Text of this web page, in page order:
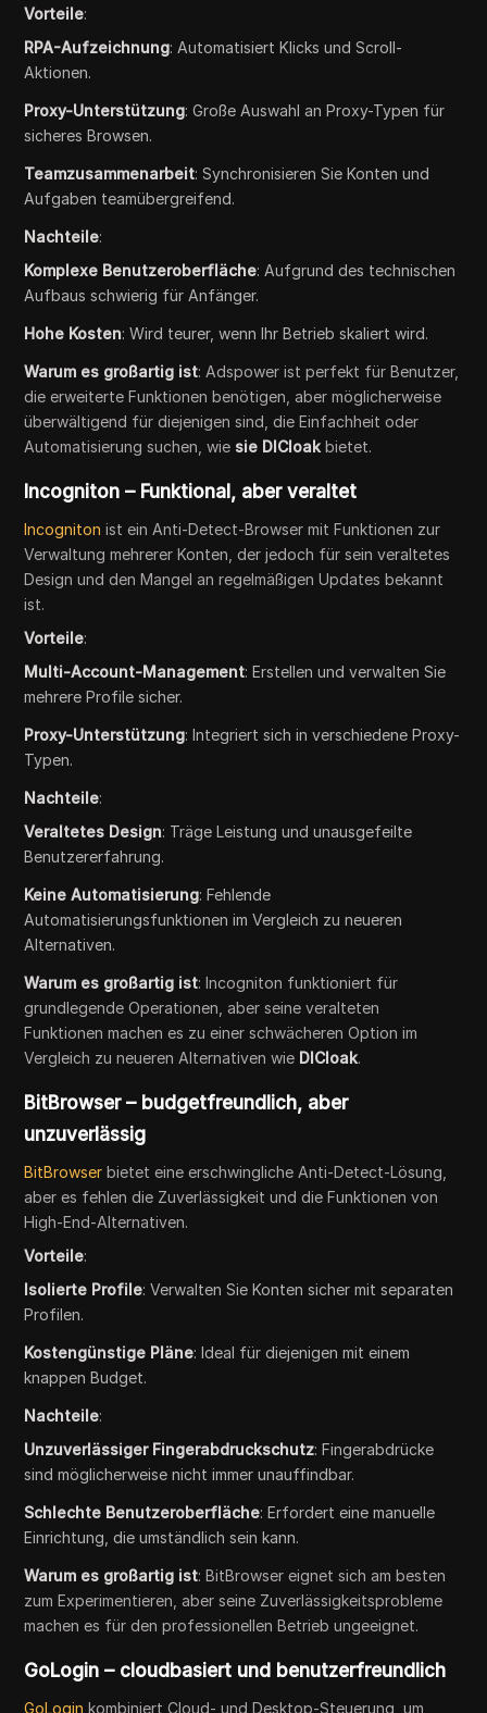
Vorteile:
RPA-Aufzeichnung: Automatisiert Klicks und Scroll-
Aktionen.
Proxy-Unterstützung: Große Auswahl an Proxy-Typen für
sicheres Browsen.
Teamzusammenarbeit: Synchronisieren Sie Konten und
Aufgaben teamübergreifend.
Nachteile:
Komplexe Benutzeroberfläche: Aufgrund des technischen
Aufbaus schwierig für Anfänger.
Hohe Kosten: Wird teurer, wenn Ihr Betrieb skaliert wird.
Warum es großartig ist: Adspower ist perfekt für Benutzer,
die erweiterte Funktionen benötigen, aber möglicherweise
überwältigend für diejenigen sind, die Einfachheit oder
Automatisierung suchen, wie sie DICloak bietet.
Incogniton – Funktional, aber veraltet
Incogniton ist ein Anti-Detect-Browser mit Funktionen zur
Verwaltung mehrerer Konten, der jedoch für sein veraltetes
Design und den Mangel an regelmäßigen Updates bekannt
ist.
Vorteile:
Multi-Account-Management: Erstellen und verwalten Sie
mehrere Profile sicher.
Proxy-Unterstützung: Integriert sich in verschiedene Proxy-
Typen.
Nachteile:
Veraltetes Design: Träge Leistung und unausgefeilte
Benutzererfahrung.
Keine Automatisierung: Fehlende
Automatisierungsfunktionen im Vergleich zu neueren
Alternativen.
Warum es großartig ist: Incogniton funktioniert für
grundlegende Operationen, aber seine veralteten
Funktionen machen es zu einer schwächeren Option im
Vergleich zu neueren Alternativen wie DICloak.
BitBrowser – budgetfreundlich, aber
unzuverlässig
BitBrowser bietet eine erschwingliche Anti-Detect-Lösung,
aber es fehlen die Zuverlässigkeit und die Funktionen von
High-End-Alternativen.
Vorteile:
Isolierte Profile: Verwalten Sie Konten sicher mit separaten
Profilen.
Kostengünstige Pläne: Ideal für diejenigen mit einem
knappen Budget.
Nachteile:
Unzuverlässiger Fingerabdruckschutz: Fingerabdrücke
sind möglicherweise nicht immer unauffindbar.
Schlechte Benutzeroberfläche: Erfordert eine manuelle
Einrichtung, die umständlich sein kann.
Warum es großartig ist: BitBrowser eignet sich am besten
zum Experimentieren, aber seine Zuverlässigkeitsprobleme
machen es für den professionellen Betrieb ungeeignet.
GoLogin – cloudbasiert und benutzerfreundlich
GoLogin kombiniert Cloud- und Desktop-Steuerung, um